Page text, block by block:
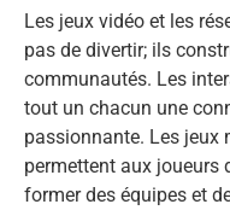
Les jeux vidéo et les
pas de divertir; ils
communautés. Les
tout un chacun une
passionnante. Les jeux
permettent aux joueurs
former des équipes et